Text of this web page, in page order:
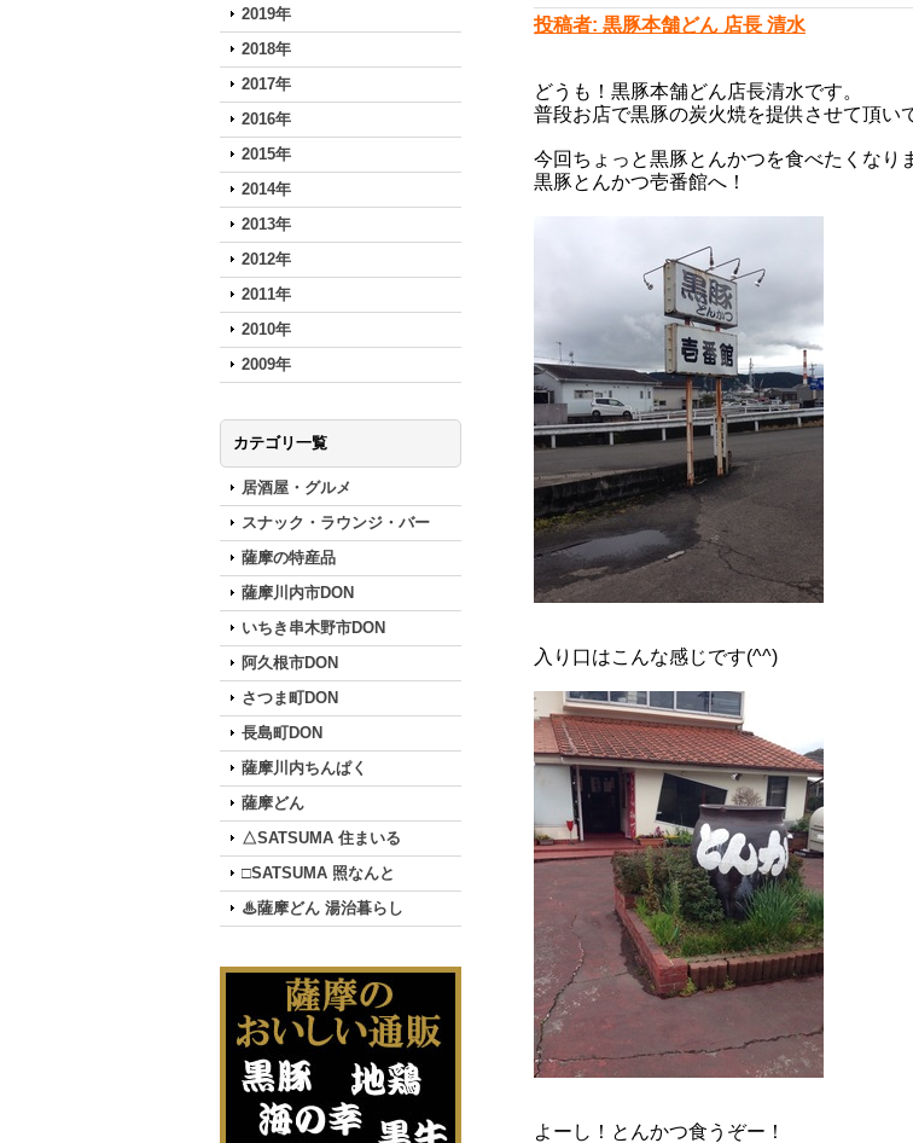
2019年
2018年
2017年
2016年
2015年
2014年
2013年
2012年
2011年
2010年
2009年
カテゴリ一覧
居酒屋・グルメ
スナック・ラウンジ・バー
薩摩の特産品
薩摩川内市DON
いちき串木野市DON
阿久根市DON
さつま町DON
長島町DON
薩摩川内ちんぱく
薩摩どん
△SATSUMA 住まいる
□SATSUMA 照なんと
♨薩摩どん 湯治暮らし
投稿者: 黒豚本舗どん 店長 清水
どうも！黒豚本舗どん店長清水です。
普段お店で黒豚の炭火焼を提供させて頂い
今回ちょっと黒豚とんかつを食べたくなり
黒豚とんかつ壱番館へ！
入り口はこんな感じです(^^)
よーし！とんかつ食うぞー！